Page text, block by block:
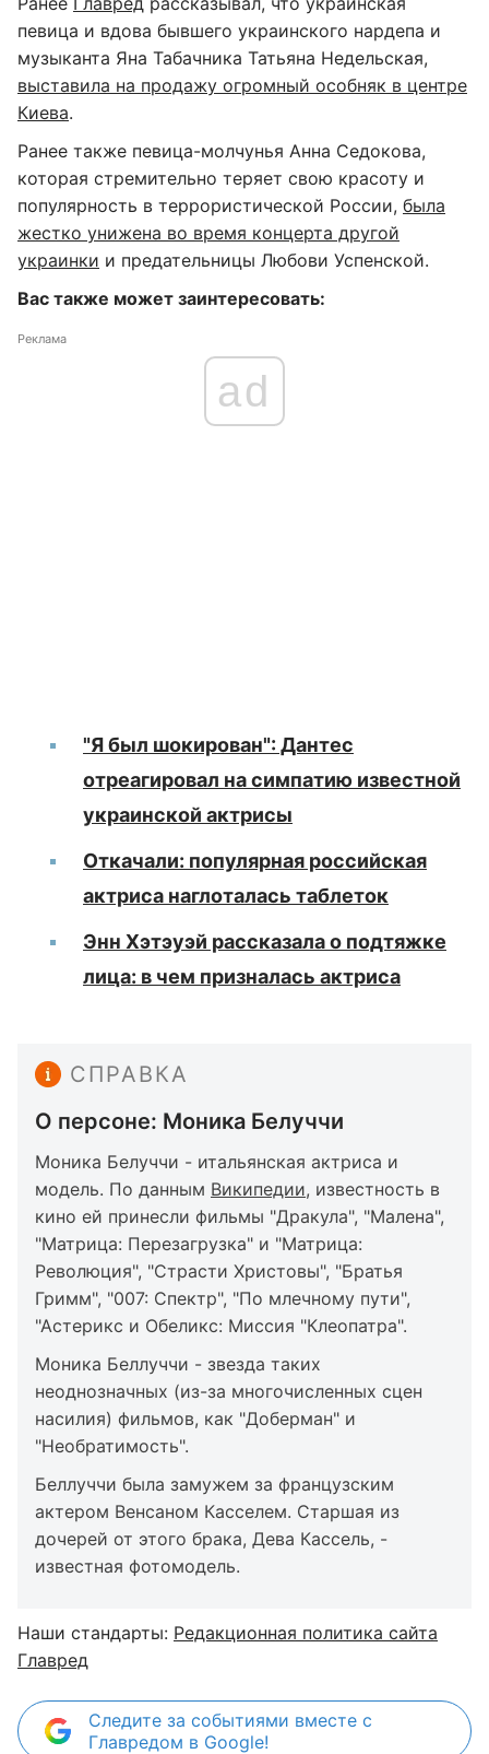
певица и вдова бывшего украинского нардепа и
музыканта Яна Табачника Татьяна Недельская,
выставила на продажу огромный особняк в центре
Киева.
Ранее также певица-молчунья Анна Седокова,
которая стремительно теряет свою красоту и
популярность в террористической России, была
жестко унижена во время концерта другой
украинки и предательницы Любови Успенской.
Вас также может заинтересовать:
Реклама
ad
"Я был шокирован": Дантес
отреагировал на симпатию известной
украинской актрисы
Откачали: популярная российская
актриса наглоталась таблеток
Энн Хэтэуэй рассказала о подтяжке
лица: в чем призналась актриса
СПРАВКА
О персоне: Моника Белуччи
Моника Белуччи - итальянская актриса и
модель. По данным Википедии, известность в
кино ей принесли фильмы "Дракула", "Малена",
"Матрица: Перезагрузка" и "Матрица:
Революция", "Страсти Христовы", "Братья
Гримм", "007: Спектр", "По млечному пути",
"Астерикс и Обеликс: Миссия "Клеопатра".
Моника Беллуччи - звезда таких
неоднозначных (из-за многочисленных сцен
насилия) фильмов, как "Доберман" и
"Необратимость".
Беллуччи была замужем за французским
актером Венсаном Касселем. Старшая из
дочерей от этого брака, Дева Кассель, -
известная фотомодель.
Наши стандарты: Редакционная политика сайта
Главред
Следите за событиями вместе с
Главредом в Google!